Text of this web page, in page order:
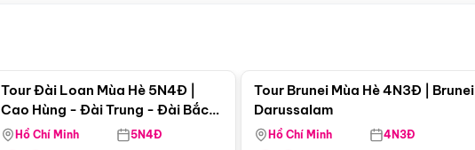
Tour Đài Loan Mùa Hè 5N4Đ |
Cao Hùng - Đài Trung - Đài Bắc
(Bay Vj)
Hồ Chí Minh 5N4Đ
Tour Brunei Mùa Hè 4N3Đ | Brunei
Darussalam
Hồ Chí Minh 4N3Đ